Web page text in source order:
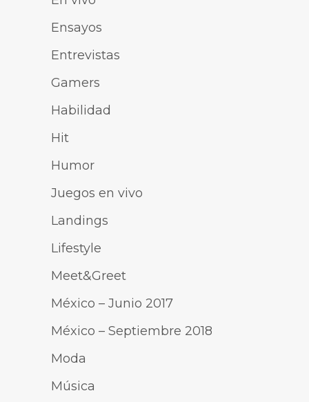
Ensayos
Entrevistas
Gamers
Habilidad
Hit
Humor
Juegos en vivo
Landings
Lifestyle
Meet&Greet
México – Junio 2017
México – Septiembre 2018
Moda
Música